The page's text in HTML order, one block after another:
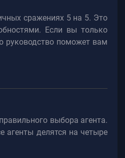
сражениях 5 на 5. Это
Если вы только
руководство поможет вам
выбора агента.
агенты делятся на четыре